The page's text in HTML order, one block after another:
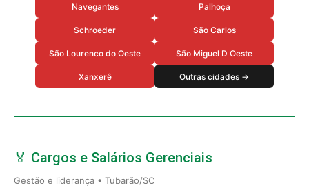
Navegantes Palhoça
Schroeder São Carlos
São Lourenco do Oeste São Miguel D Oeste
Xanxerê Outras cidades →
🏅 Cargos e Salários Gerenciais
Gestão e liderança • Tubarão/SC